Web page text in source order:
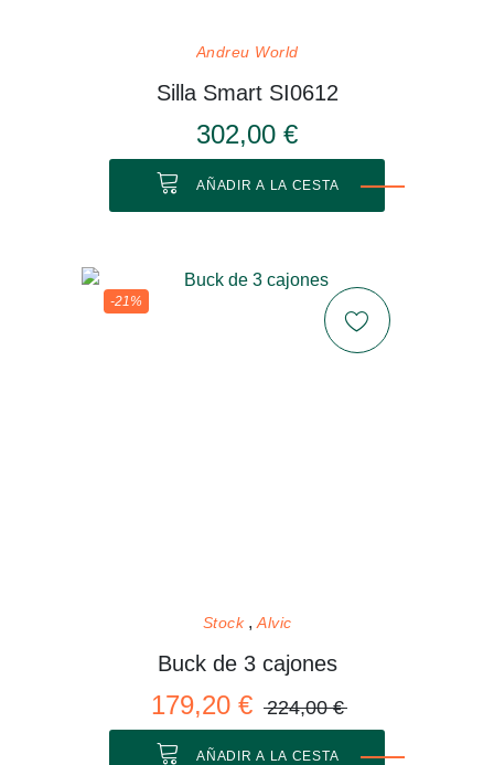
Andreu World
Silla Smart SI0612
302,00 €
AÑADIR A LA CESTA
-21%
Stock Alvic
Buck de 3 cajones
179,20 € 224,00 €
AÑADIR A LA CESTA